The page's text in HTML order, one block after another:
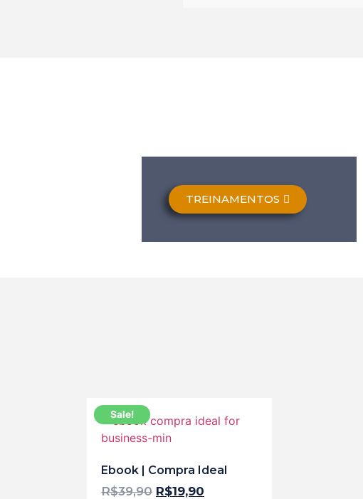
TREINAMENTOS
Sale!
Ebook | Compra Ideal
R$39,90 R$19,90